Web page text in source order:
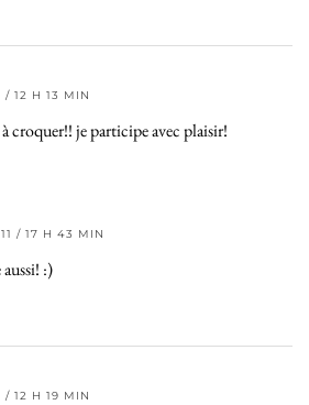
/ 12 H 13 MIN
croquer!! je participe avec plaisir!
/ 17 H 43 MIN
:)
/ 12 H 19 MIN